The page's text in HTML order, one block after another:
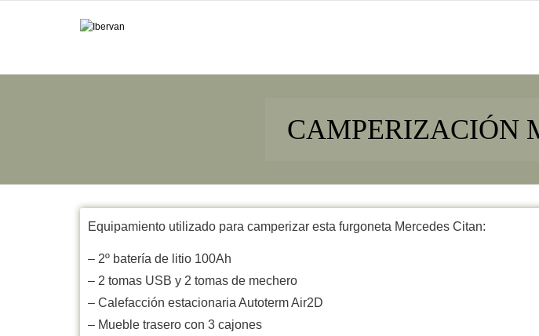
CAMPERIZACIÓN
Equipamiento utilizado para camperizar esta furgoneta Mercedes Citan:
– 2º batería de litio 100Ah
– 2 tomas USB y 2 tomas de mechero
– Calefacción estacionaria Autoterm Air2D
– Mueble trasero con 3 cajones